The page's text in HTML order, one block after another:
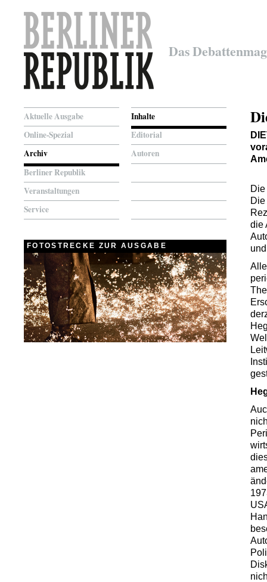
Das
Aktuelle Ausgabe
Online-Spezial
Archiv
Berliner Republik
Veranstaltungen
Service
Inhalte
Editorial
Autoren
FOTOSTRECKE ZUR AUSGABE
die